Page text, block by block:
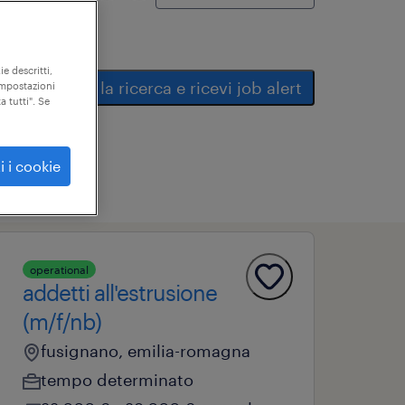
salva la ricerca e ricevi job alert
operational
addetti all'estrusione
(m/f/nb)
fusignano, emilia-romagna
tempo determinato
descritti,
tutti". Se
i cookie